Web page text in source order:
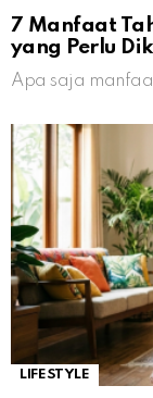
7 Manfaat
yang Perlu
Apa saja
LIFESTYLE